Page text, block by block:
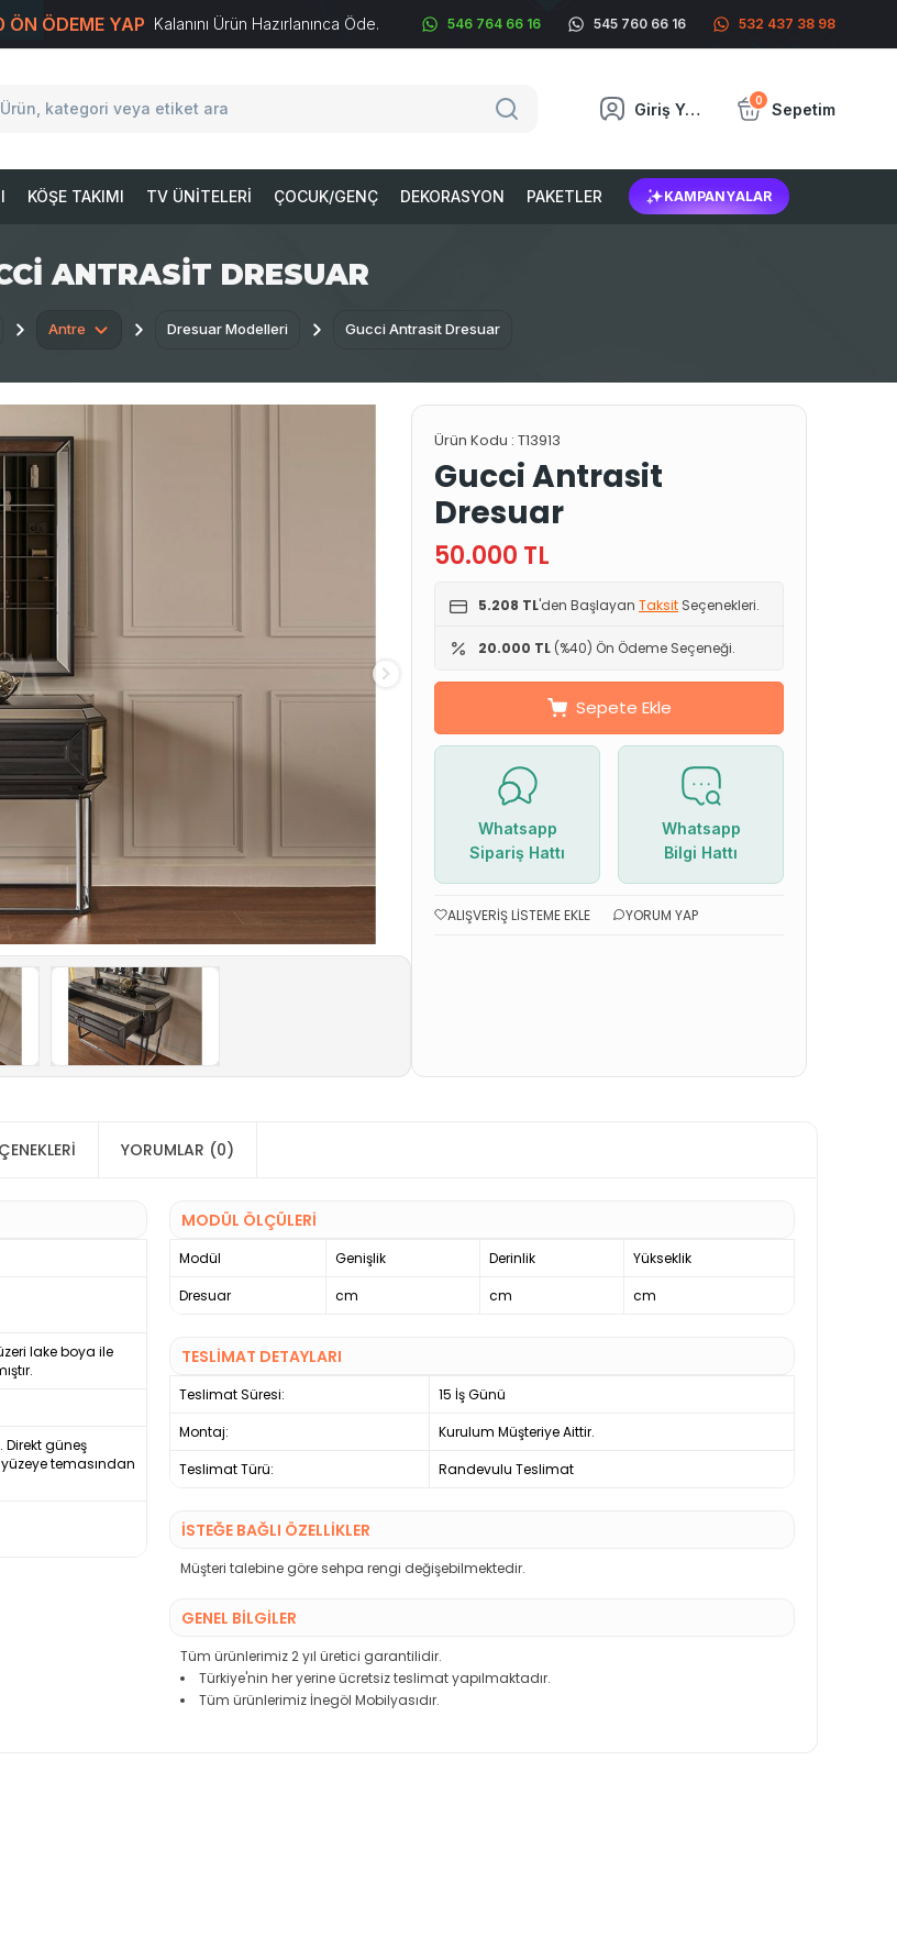
ÖN ÖDEME YAP Kalanını Ürün Hazırlanınca Öde. 546 764 66 16 545 760 66 16 532 437 38 98
Giriş Yap 0 Sepetim
KÖŞE TAKIMI TV ÜNITELERI ÇOCUK/GENÇ DEKORASYON PAKETLER KAMPANYALAR
ANTRASIT DRESUAR
Antre Dresuar Modelleri Gucci Antrasit Dresuar
Ürün Kodu : T13913
Gucci Antrasit
Dresuar
50.000 TL
5.208 TL'den Başlayan Taksit Seçenekleri.
20.000 TL (%40) Ön Ödeme Seçeneği.
Sepete Ekle
Whatsapp
Sipariş Hattı
Whatsapp
Bilgi Hattı
ALIŞVERIŞ LISTEME EKLE YORUM YAP
YORUMLAR (0)
lake boya ile
Direkt güneş
yüzeye temasından
MODÜL ÖLÇÜLERİ
Modül Genişlik Derinlik
Yükseklik
Dresuar
cm cm cm
TESLİMAT DETAYLARI
Teslimat Süresi:
15 İş Günü
Montaj:
Kurulum Müşteriye Aittir.
Teslimat Türü:
Randevulu Teslimat
İSTEĞE BAĞLI ÖZELLİKLER
Müşteri talebine göre sehpa rengi değişebilmektedir.
GENEL BİLGİLER
Tüm ürünlerimiz 2 yıl üretici garantilidir.
Türkiye'nin her yerine ücretsiz teslimat yapılmaktadır.
Tüm ürünlerimiz İnegöl Mobilyasıdır.
T-Soft E-TicaretSistemleriyle Hazırlanmıştır.